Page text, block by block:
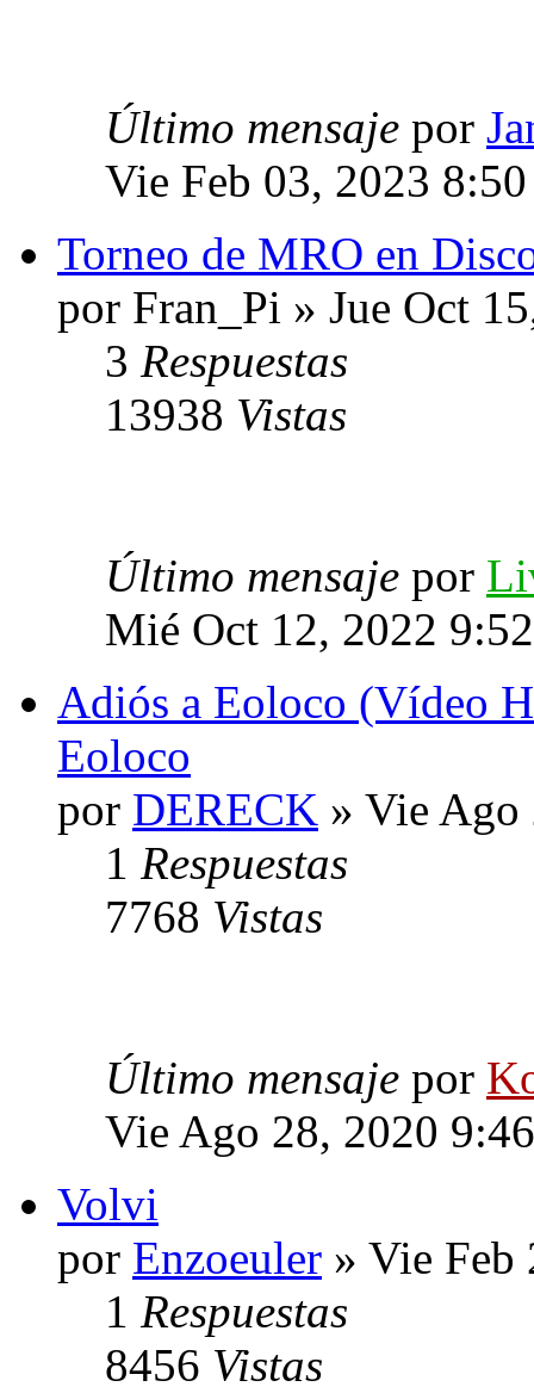
Último mensaje por
Vie Feb 03, 2023
Torneo de MRO en
por Fran_Pi » Jue Oct
3 Respuestas
13938 Vistas
Último mensaje por
Mié Oct 12, 2022
Adiós a Eoloco (Vídeo
Eoloco
por DERECK » Vie Ago
1 Respuestas
7768 Vistas
Último mensaje por
Vie Ago 28, 2020
Volvi
por Enzoeuler » Vie Feb
1 Respuestas
8456 Vistas